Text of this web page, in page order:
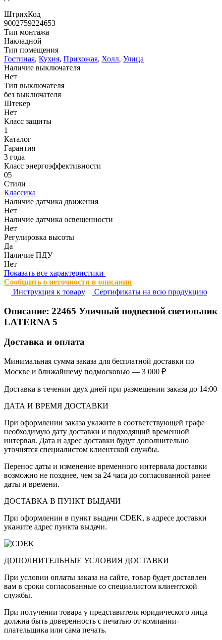
ШтрихКод
9002759224653
Тип монтажа
Накладной
Тип помещения
Гостиная, Кухня, Прихожая, Холл, Улица
Наличие выключателя
Нет
Тип выключателя
без выключателя
Штекер
Нет
Класс защиты
1
Каталог
Гарантия
3 года
Класс энергоэффективности
05
Стили
Классика
Наличие датчика движения
Нет
Наличие датчика освещенности
Нет
Регулировка высоты
Да
Наличие ПДУ
Нет
Показать все характеристики
Сообщить о неточности в описании
Инструкция к товару
Сертификаты на всю продукцию
Описание: 22465 Уличный подвесной светильник
LATERNA 5
Доставка и оплата
Минимальная сумма заказа для бесплатной доставки по
Москве и ближайшему подмосковью — 3 000 ₽
Доставка в течении двух дней при размещении заказа до 14:00
ДАТА И ВРЕМЯ ДОСТАВКИ
При оформлении заказа укажите в соответствующей графе
необходимую дату доставки и подходящий временной
интервал. Дата и адрес доставки будут дополнительно
уточнятся специалистом клиентской службы.
Перенос даты и изменение временного интервала доставки
возможно не позднее, чем за 24 часа до согласованной ранее
даты и времени.
ДОСТАВКА В ПУНКТ ВЫДАЧИ
При оформлении в пункт выдачи CDEK, в адресе доставки
укажите адрес пункта выдачи.
ДОПОЛНИТЕЛЬНЫЕ УСЛОВИЯ ДОСТАВКИ
При условии оплаты заказа на сайте, товар будет доставлен
вам в сроки согласованные со специалистом клиентской
службы.
При получении товара у представителя юридического лица
должна быть доверенность с печатью от компании-
плательщика или сама печать.